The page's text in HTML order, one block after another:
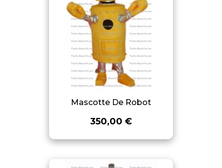
Mascotte De Robot
350,00 €